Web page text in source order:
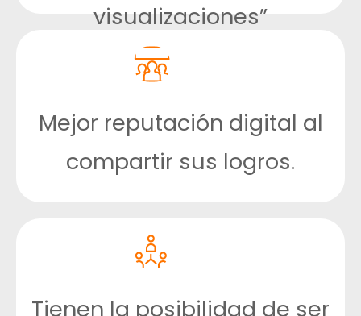
visualizaciones”
Mejor reputación digital al
compartir sus logros.
Tienen la posibilidad de ser